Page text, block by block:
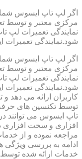
اگر لپ تاپ ایسوس شما
مرکزی معتبر و توسط
نمایندگی تعمیرات لپ
شود.نمایندگی
اگر لپ تاپ ایسوس شما
مرکزی معتبر و توسط
نمایندگی تعمیرات لپ
شود.نمایندگی تعمیرات
کاربران ارائه می دهد
توسط تکنسین های حرفه
تاپ ایسوس می توانند
افزاری و سخت افزاری
مراجعه نموده و از
ادامه به بررسی
خدمات ارائه شده